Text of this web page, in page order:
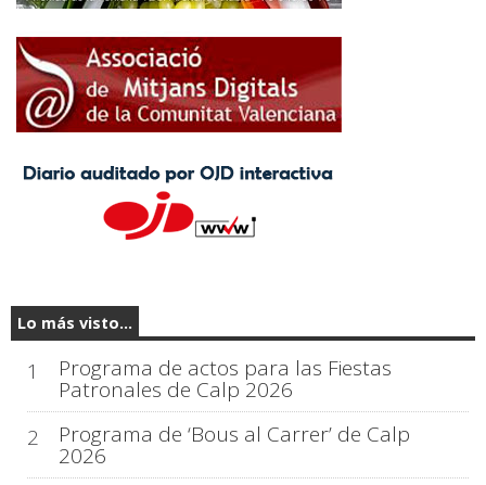
Lo más visto...
1 Programa de actos para las Fiestas
Patronales de Calp 2026
2
Programa de ‘Bous al Carrer’ de Calp
2026